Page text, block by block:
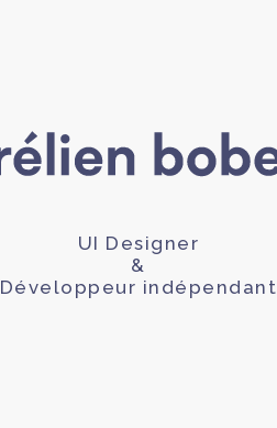
UI Designer
&
Développeur indépendant